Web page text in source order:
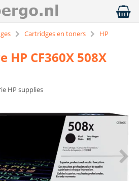
Cartridges en toners
HP
CF360X 508X
HP supplies